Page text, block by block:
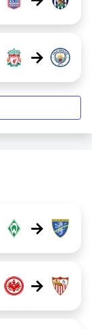
→
→
→